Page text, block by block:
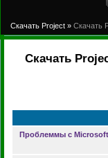
Скачать Project » Скачать
Скачать
Проблеммы с Microsoft